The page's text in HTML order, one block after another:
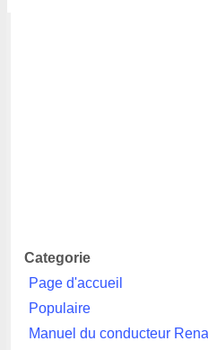
Categorie
Page d'accueil
Populaire
Manuel du conducteur